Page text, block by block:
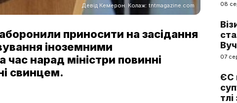
Девід Кемерон. Колаж: tntmagazine.com
приносити на засідання
іноземними
нарад міністри повинні
свинцем.
08
07
ЄС